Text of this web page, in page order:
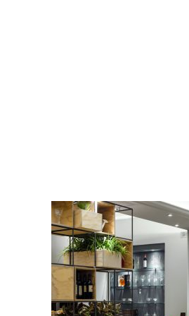
AC
Consoli Design. Architecture –